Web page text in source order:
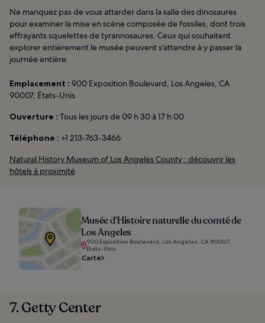
Ne manquez pas de vous attarder dans la salle des dinosaures
pour examiner la mise en scène composée de fossiles, dont trois
effrayants squelettes de tyrannosaures. Ceux qui souhaitent
explorer entièrement le musée peuvent s’attendre à y passer la
journée entière.
Emplacement : 900 Exposition Boulevard, Los Angeles, CA
90007, États-Unis
Ouverture : Tous les jours de 09 h 30 à 17 h 00
Téléphone : +1 213-763-3466
Natural History Museum of Los Angeles County : découvrir les
hôtels à proximité
Musée d’Histoire naturelle du comté de
Los Angeles
900 Exposition Boulevard, Los Angeles, CA 90007,
États-Unis
Carte
7. Getty Center